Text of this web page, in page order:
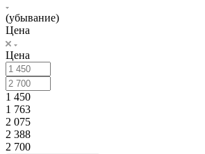
(убывание)
Цена
Цена
1 450
1 763
2 075
2 388
2 700